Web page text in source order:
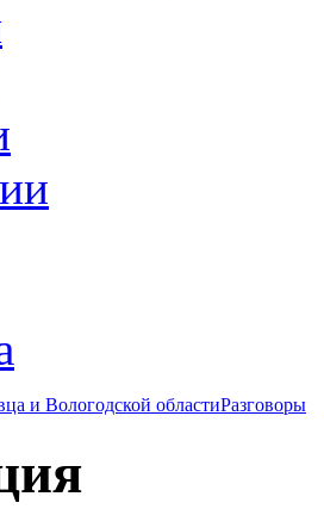
и Вологодской областиРазговоры